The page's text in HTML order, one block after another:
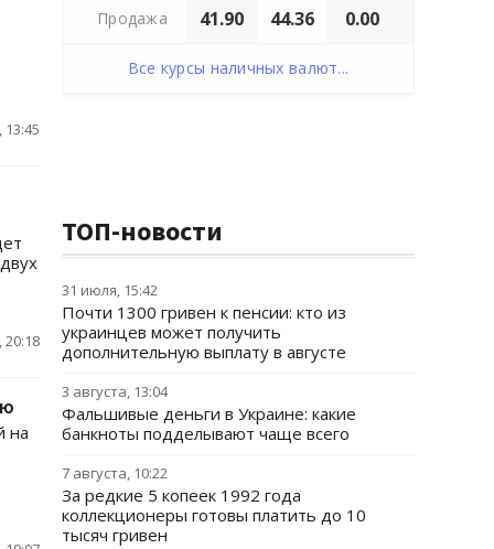
20:18
на
Продажа 41.90 44.36 0.00
Все курсы наличных валют...
ТОП-новости
31 июля, 15:42
Почти 1300 гривен к пенсии: кто из
украинцев может получить
дополнительную выплату в августе
3 августа, 13:04
Фальшивые деньги в Украине: какие
банкноты подделывают чаще всего
7 августа, 10:22
За редкие 5 копеек 1992 года
коллекционеры готовы платить до 10
тысяч гривен